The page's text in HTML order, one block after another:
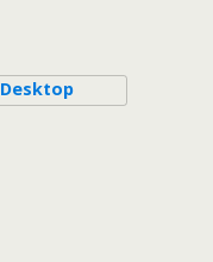
Desktop